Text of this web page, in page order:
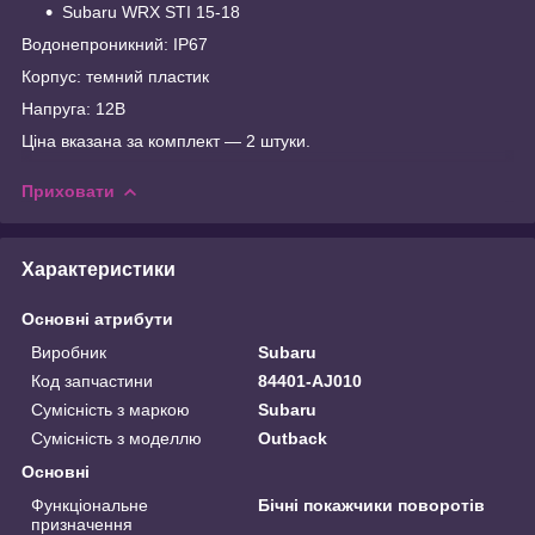
Subaru WRX STI 15-18
Водонепроникний: IP67
Корпус: темний пластик
Напруга: 12В
Ціна вказана за комплект — 2 штуки.
Приховати
Характеристики
Основні атрибути
Виробник
Subaru
Код запчастини
84401-AJ010
Сумісність з маркою
Subaru
Сумісність з моделлю
Outback
Основні
Функціональне
призначення
Бічні покажчики поворотів